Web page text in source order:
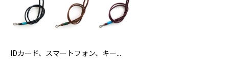
IDカード、スマートフォン、キー...